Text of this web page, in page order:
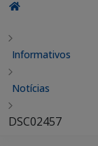
Informativos
Notícias
DSC02457